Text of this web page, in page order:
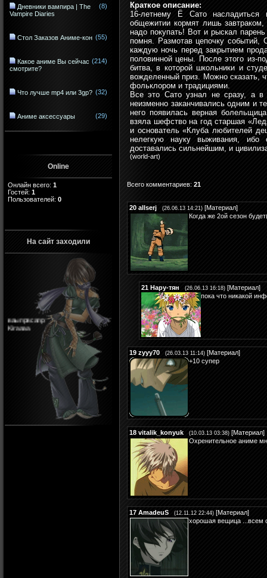
Дневники вампира | The
Vampire Diaries
(8)
Стол Заказов Аниме-кон (55)
Какое аниме Вы сейчас
смотрите?
(214)
Что лучше mp4 или 3gp? (32)
Аниме аксессуары (29)
Online
Онлайн всего: 1
Гостей: 1
Пользователей: 0
На сайт заходили
ваыпрвсапр
Kiraaaa
Краткое описание:
16-летнему Ё Сато
общежитии кормят лишь
надо покупать! Вот и рыскал
помня. Размотав цепочку событий,
каждую ночь перед закрытием
половинной цены. После этого из-
битва, в которой школьники и
вожделенный приз. Можно сказать,
фольклором и традициями.
Все это Сато узнал не сразу, а в
неизменно заканчивались одним и
него появилась верная
взяла шефство на год старшая
и основатель «Клуба любителей
нелегкую науку выживания,
доставались сильнейшим, и
(world-art)
Всего комментариев: 21
20 allserj (26.06.13 14:21) [Материал]
Когда же 2ой сезон
21 Нару-тян (26.06.13 16:18) [Материал]
пока что никакой
19 zyyy70 (26.03.13 11:14) [Материал]
+10 супер
18 vitalik_konyuk (10.03.13 03:38) [Материал]
Охренительное аниме
17 AmadeuS (12.11.12 22:44) [Материал]
хорошая вещица ...всем